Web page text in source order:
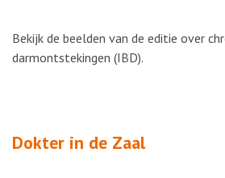
Bekijk de beelden van de editie over
darmontstekingen (IBD).
Dokter in de Zaal